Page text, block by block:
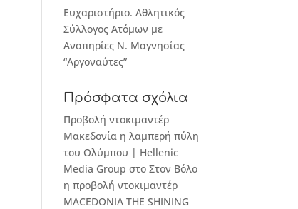
Ευχαριστήριο. Αθλητικός
Σύλλογος Ατόμων με
Αναπηρίες Ν. Μαγνησίας
“Αργοναύτες”
Πρόσφατα σχόλια
Προβολή ντοκιμαντέρ
Μακεδονία η λαμπερή πύλη
του Ολύμπου | Hellenic
Media Group στοΣτον Βόλο
η προβολή ντοκιμαντέρ
MACEDONIA THE SHINING